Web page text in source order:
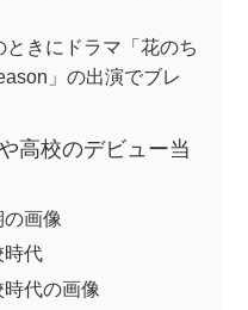
きにドラマ「花のち
」の出演でブレ
高校のデビュー当
画像
時代
代の画像